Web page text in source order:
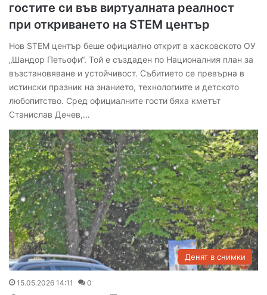
гостите си във виртуалната реалност
при откриването на STEM център
Нов STEM център беше официално открит в хасковското ОУ
„Шандор Петьофи“. Той е създаден по Националния план за
възстановяване и устойчивост. Събитието се превърна в
истински празник на знанието, технологиите и детското
любопитство. Сред официалните гости бяха кметът
Станислав Дечев,…
Денят в снимки
15.05.2026 14:11 0